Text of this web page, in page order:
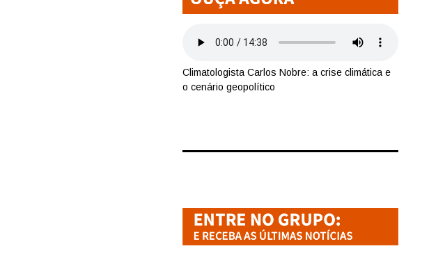
Climatologista Carlos Nobre: a crise climática e
o cenário geopolítico